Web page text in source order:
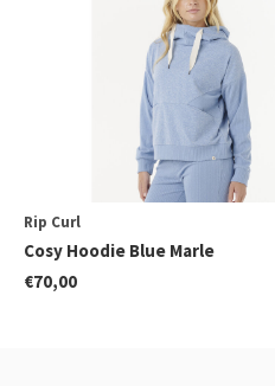
Rip Curl
Cosy Hoodie Blue Marle
€70,00